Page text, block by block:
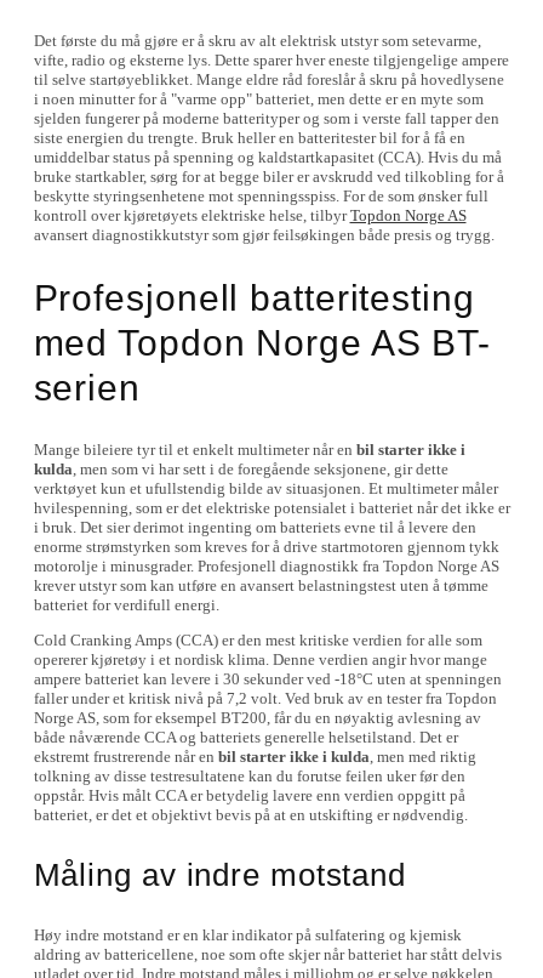
Det første du må gjøre er å skru av alt elektrisk utstyr som setevarme,
vifte, radio og eksterne lys. Dette sparer hver eneste tilgjengelige ampere
til selve startøyeblikket. Mange eldre råd foreslår å skru på hovedlysene
i noen minutter for å "varme opp" batteriet, men dette er en myte som
sjelden fungerer på moderne batterityper og som i verste fall tapper den
siste energien du trengte. Bruk heller en batteritester bil for å få en
umiddelbar status på spenning og kaldstartkapasitet (CCA). Hvis du må
bruke startkabler, sørg for at begge biler er avskrudd ved tilkobling for å
beskytte styringsenhetene mot spenningsspiss. For de som ønsker full
kontroll over kjøretøyets elektriske helse, tilbyrTopdon Norge AS
avansert diagnostikkutstyr som gjør feilsøkingen både presis og trygg.
Profesjonell batteritesting
med Topdon Norge AS BT-
serien
Mange bileiere tyr til et enkelt multimeter når en bil starter ikke i
kulda , men som vi har sett i de foregående seksjonene, gir dette
verktøyet kun et ufullstendig bilde av situasjonen. Et multimeter måler
hvilespenning, som er det elektriske potensialet i batteriet når det ikke er
i bruk. Det sier derimot ingenting om batteriets evne til å levere den
enorme strømstyrken som kreves for å drive startmotoren gjennom tykk
motorolje i minusgrader. Profesjonell diagnostikk fra Topdon Norge AS
krever utstyr som kan utføre en avansert belastningstest uten å tømme
batteriet for verdifull energi.
Cold Cranking Amps (CCA) er den mest kritiske verdien for alle som
opererer kjøretøy i et nordisk klima. Denne verdien angir hvor mange
ampere batteriet kan levere i 30 sekunder ved -18°C uten at spenningen
faller under et kritisk nivå på 7,2 volt. Ved bruk av en tester fra Topdon
Norge AS, som for eksempel BT200, får du en nøyaktig avlesning av
både nåværende CCA og batteriets generelle helsetilstand. Det er
ekstremt frustrerende når en bil starter ikke i kulda , men med riktig
tolkning av disse testresultatene kan du forutse feilen uker før den
oppstår. Hvis målt CCA er betydelig lavere enn verdien oppgitt på
batteriet, er det et objektivt bevis på at en utskifting er nødvendig.
Måling av indre motstand
Høy indre motstand er en klar indikator på sulfatering og kjemisk
aldring av battericellene, noe som ofte skjer når batteriet har stått delvis
utladet over tid. Indre motstand måles i milliohm og er selve nøkkelen